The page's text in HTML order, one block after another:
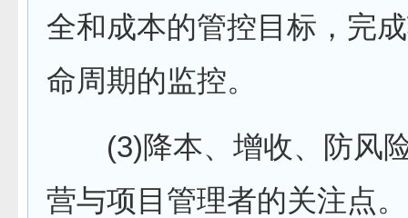
全和成本的管控目标，完
命周期的监控。
(3)降本、增收、防风
营与项目管理者的关注点